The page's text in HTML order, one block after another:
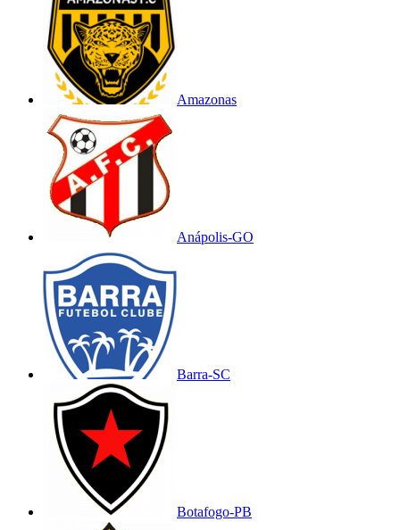
Amazonas
Anápolis-GO
Barra-SC
Botafogo-PB